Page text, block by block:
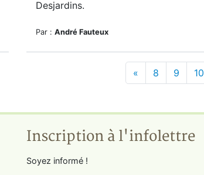
Desjardins.
Par : André Fauteux
« 8 9 10
Inscription à l'infolettre
Soyez informé !